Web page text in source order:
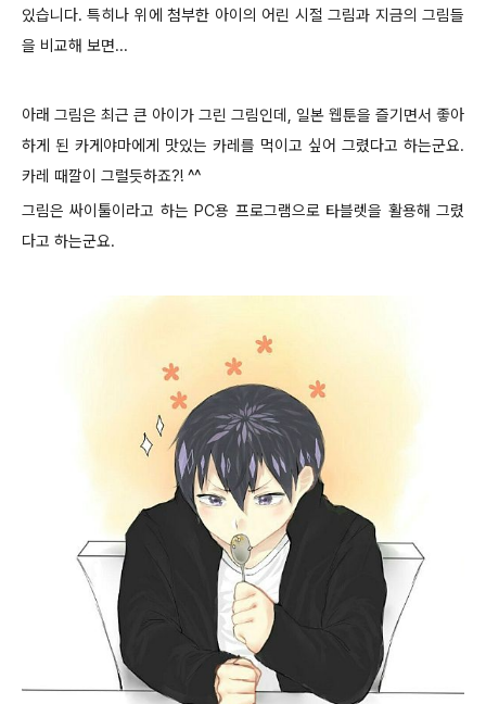
있습니다. 특히나 위에 첨부한 아이의 어린 시절 그림과 지금의 그림들
을 비교해 보면...
아래 그림은 최근 큰 아이가 그린 그림인데, 일본 웹툰을 즐기면서 좋아
하게 된 카게야마에게 맛있는 카레를 먹이고 싶어 그렸다고 하는군요.
카레 때깔이 그럴듯하죠?! ^^
그림은 싸이툴이라고 하는 PC용 프로그램으로 타블렛을 활용해 그렸
다고 하는군요.